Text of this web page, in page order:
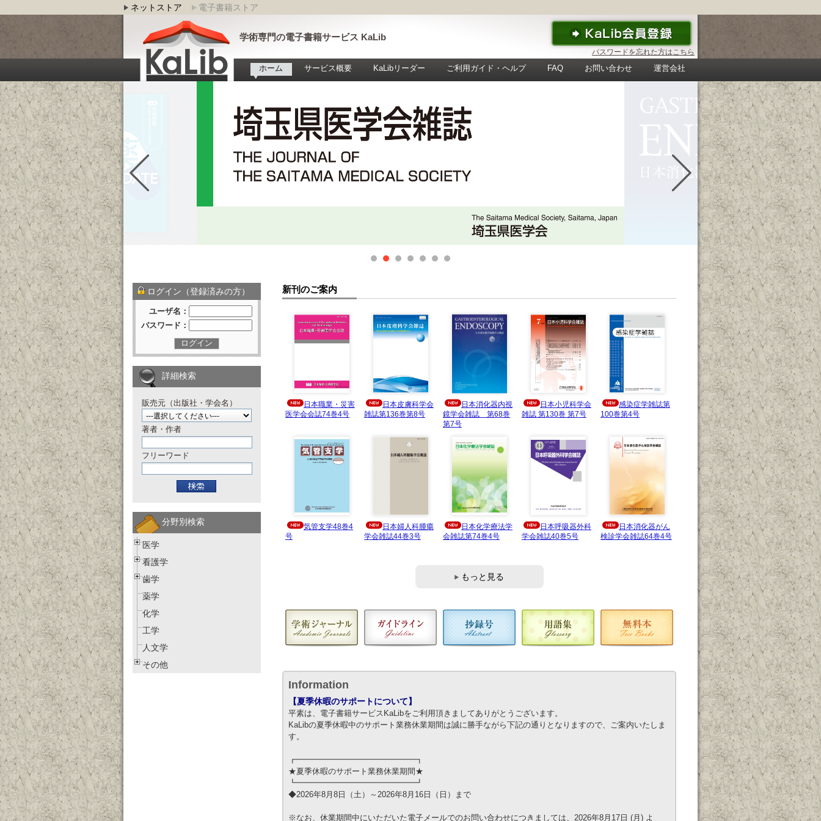
ネットストア 電子書籍ストア
学術専門の電子書籍サービス KaLib
パスワードを忘れた方はこちら
ホーム サービス概要 KaLibリーダー ご利用ガイド・ヘルプ FAQ お問い合わせ 運営会社
ログイン（登録済みの方）
ユーザ名：
パスワード：
ログイン
詳細検索
販売元（出版社・学会名）
著者・作者
フリーワード
分野別検索
医学
看護学
歯学
薬学
化学
工学
人文学
その他
新刊のご案内
日本職業・災害
医学会会誌74巻4号
日本皮膚科学会
雑誌第136巻第8号
日本消化器内視
鏡学会雑誌 第68巻
第7号
日本小児科学会
雑誌 第130巻 第7号
感染症学雑誌第
100巻第4号
気管支学48巻4
号
日本婦人科腫瘍
学会雑誌44巻3号
日本化学療法学
会雑誌第74巻4号
日本呼吸器外科
学会雑誌40巻5号
日本消化器がん
検診学会雑誌64巻4号
もっと見る
Information
【夏季休暇のサポートについて】
平素は、電子書籍サービスKaLibをご利用頂きましてありがとうございます。
KaLibの夏季休暇中のサポート業務休業期間は誠に勝手ながら下記の通りとなりますので、ご案内いたしま
す。
┏━━━━━━━━━━━━━━━┓
★夏季休暇のサポート業務休業期間★
┗━━━━━━━━━━━━━━━┛
◆2026年8月8日（土）～2026年8月16日（日）まで
※なお、休業期間中にいただいた電子メールでのお問い合わせにつきましては、2026年8月17日 (月) よ